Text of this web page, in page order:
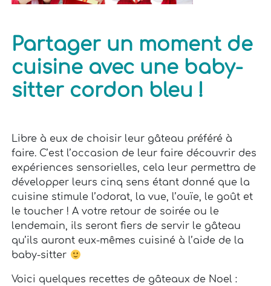
Partager un moment de
cuisine avec une baby-
sitter cordon bleu !
Libre à eux de choisir leur gâteau préféré à
faire. C’est l’occasion de leur faire découvrir des
expériences sensorielles, cela leur permettra de
développer leurs cinq sens étant donné que la
cuisine stimule l’odorat, la vue, l’ouïe, le goût et
le toucher ! A votre retour de soirée ou le
lendemain, ils seront fiers de servir le gâteau
qu’ils auront eux-mêmes cuisiné à l’aide de la
baby-sitter
Voici quelques recettes de gâteaux de Noel :